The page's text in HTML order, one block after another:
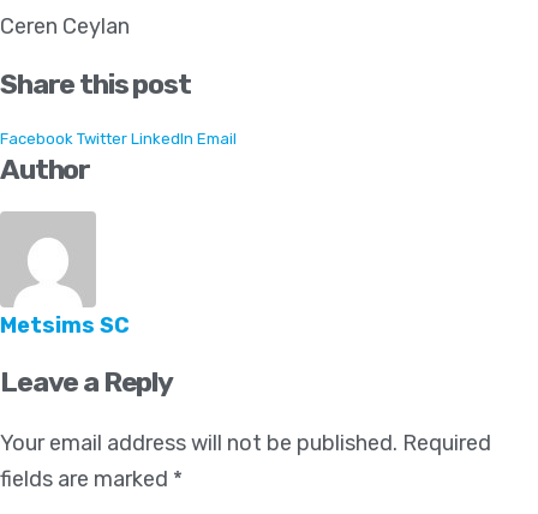
Ceren Ceylan
Share this post
Facebook Twitter LinkedIn Email
Author
Metsims SC
Leave a Reply
Your email address will not be published. Required
fields are marked *